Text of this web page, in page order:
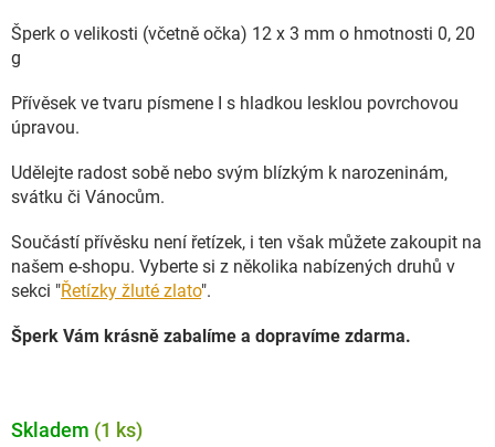
Šperk o velikosti (včetně očka) 12 x 3 mm o hmotnosti 0, 20
g
Přívěsek ve tvaru písmene I s hladkou lesklou povrchovou
úpravou.
Udělejte radost sobě nebo svým blízkým k narozeninám,
svátku či Vánocům.
Součástí přívěsku není řetízek, i ten však můžete zakoupit na
našem e-shopu. Vyberte si z několika nabízených druhů v
sekci "Řetízky žluté zlato".
Šperk Vám krásně zabalíme a dopravíme zdarma.
Skladem (1 ks)